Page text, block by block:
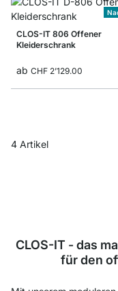
CLOS-IT 806 Offener
Kleiderschrank
ab CHF 2’129.00
4 Artikel
CLOS-IT - das
für den